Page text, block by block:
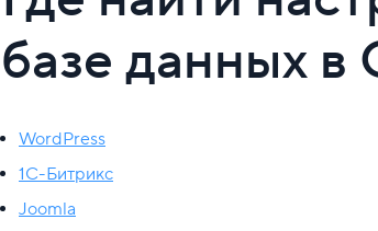
базе данных в
WordPress
1C-Битрикс
Joomla